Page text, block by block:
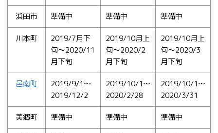
浜田市 準備中 準備中 準備中
川本町
2019/7月下
旬〜2020/11
月下旬
2019/10月上
旬〜2020/2
月下旬
2019/10月上
旬〜2020/3
月下旬
邑南町
2019/9/1〜
2019/12/2
2019/10/1〜
2020/2/28
2019/10/1〜
2020/3/31
美郷町 準備中 準備中 準備中